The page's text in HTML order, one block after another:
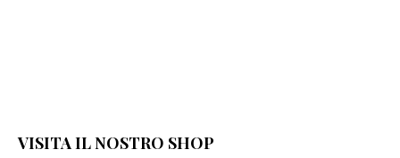
VISITA IL NOSTRO SHOP